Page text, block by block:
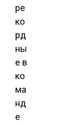
ре
ко
рд
ны
е в
ко
ма
нд
е